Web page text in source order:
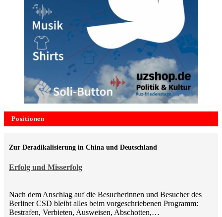
Positionen
Erfolg und Misserfolg
Zur Deradikalisierung in China und Deutschland
Nach dem Anschlag auf die Besucherinnen und Besucher des
Berliner CSD bleibt alles beim vorgeschriebenen Programm:
Bestrafen, Verbieten, Ausweisen, Abschotten,…